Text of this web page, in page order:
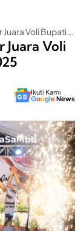
Bank NTB Syariah Raih Gelar Juara Voli Bupati Lobar Cup 2025
Juara Voli
Ikuti Kami
GoogleNews